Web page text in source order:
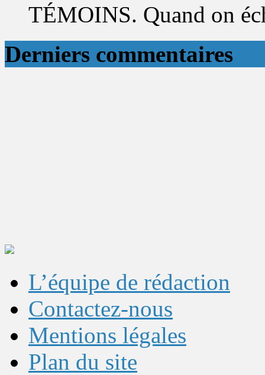
TÉMOINS. Quand on
Derniers commentaires
L’équipe de rédaction
Contactez-nous
Mentions légales
Plan du site